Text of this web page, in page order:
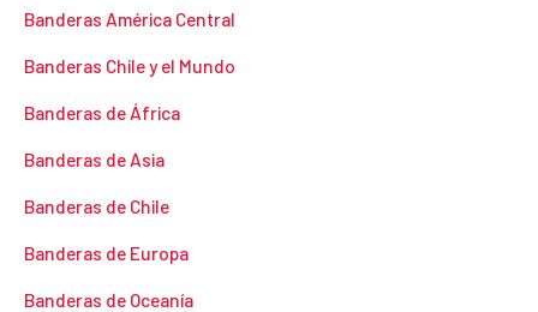
Banderas América Central
Banderas Chile y el Mundo
Banderas de África
Banderas de Asia
Banderas de Chile
Banderas de Europa
Banderas de Oceanía